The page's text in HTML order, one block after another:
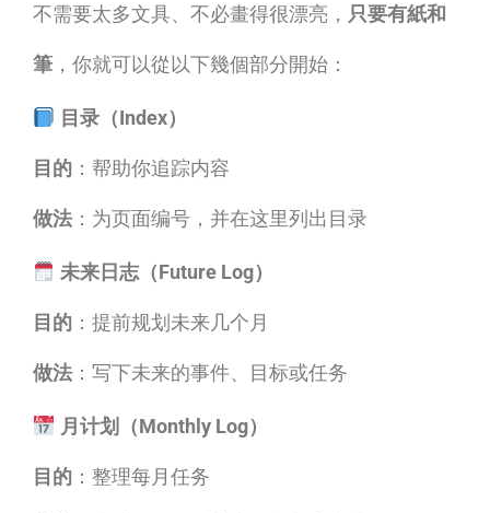
不需要太多文具、不必畫得很漂亮， 只要有紙和
筆 ，你就可以從以下幾個部分開始：
目录（Index）
目的 ：帮助你追踪内容
做法 ：为页面编号，并在这里列出目录
未来日志（Future Log）
目的 ：提前规划未来几个月
做法 ：写下未来的事件、目标或任务
月计划（Monthly Log）
目的 ：整理每月任务